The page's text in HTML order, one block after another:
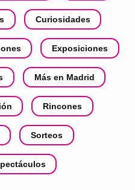
Curiosidades
Exposiciones
Más en Madrid
Rincones
Sorteos